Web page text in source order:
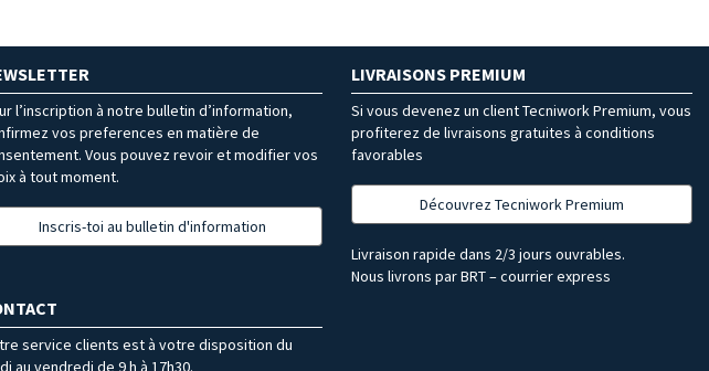
l’inscription à notre bulletin d’information,
vos preferences en matière de
Vous pouvez revoir et modifier vos
à tout moment.
Inscris-toi au bulletin d'information
LIVRAISONS PREMIUM
Si vous devenez un client Tecniwork Premium, vous
profiterez de livraisons gratuites à conditions
favorables
Découvrez Tecniwork Premium
Livraison rapide dans 2/3 jours ouvrables.
Nous livrons par BRT – courrier express
service clients est à votre disposition du
au vendredi de 9 h à 17h30.